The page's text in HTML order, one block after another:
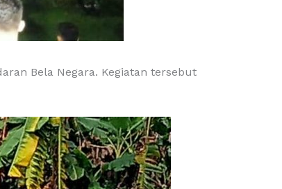
Bela Negara. Kegiatan tersebut